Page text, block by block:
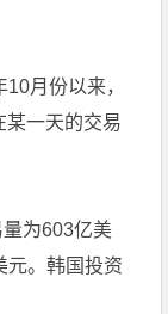
月份以来，
某一天的交易
为603亿美
元。韩国投资